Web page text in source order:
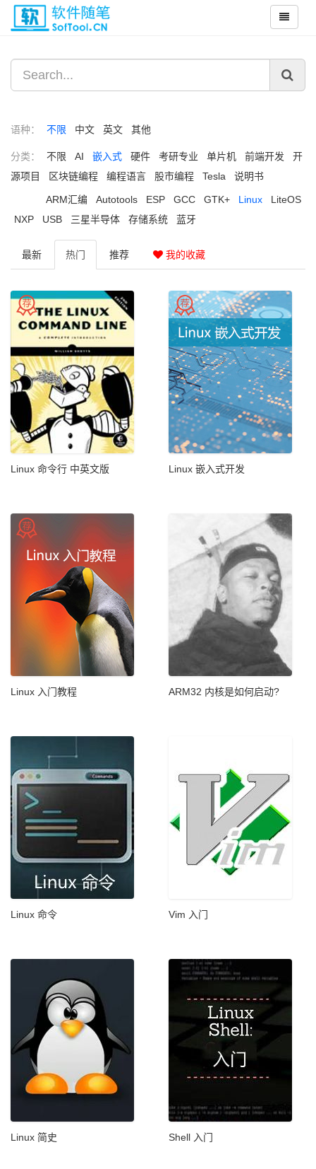
语种： 不限 中文 英文 其他
分类： 不限 AI 嵌入式 硬件 考研专业 单片机 前端开发
开
源项目
区块链编程 编程语言 股市编程 Tesla 说明书
ARM汇编 Autotools ESP GCC GTK+ Linux
LiteOS
NXP
USB 三星半导体 存储系统 蓝牙
最新 热门 推荐 我的收藏
Linux 命令行 中英文版 Linux 嵌入式开发
Linux 入门教程 ARM32 内核是如何启动?
Linux 命令 Vim 入门
Linux 简史 Shell 入门